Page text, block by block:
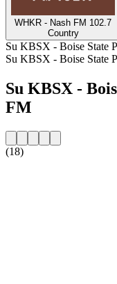
WHKR - Nash FM 102.7
Country
Su KBSX - Boise State
Su KBSX - Boise State
Su KBSX -
FM
(18)